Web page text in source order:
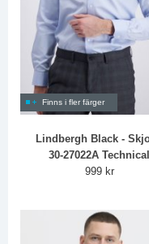
Finns i fler färger
Lindbergh Black -
30-27022A Technical
999 kr